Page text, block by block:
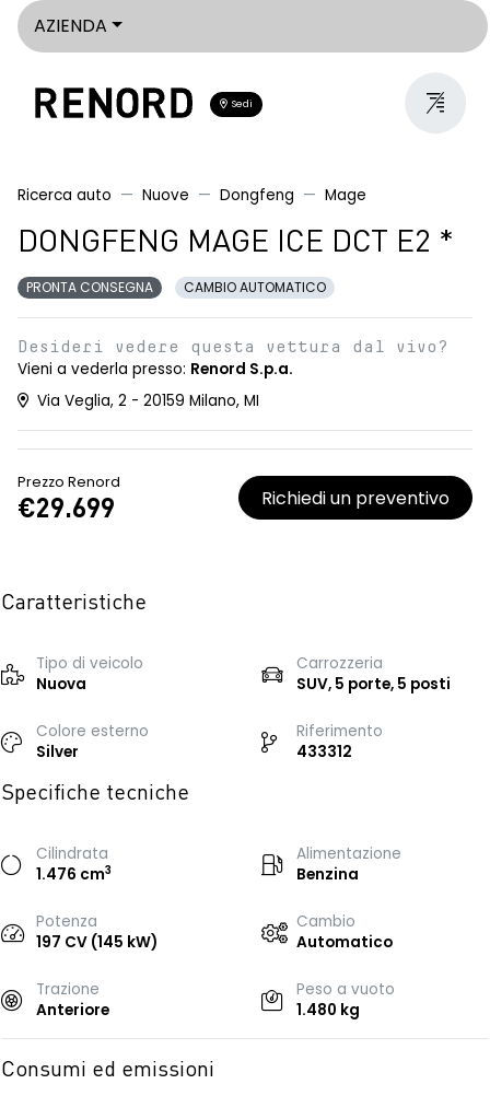
AZIENDA
Sedi
Ricerca auto Nuove Dongfeng Mage
DONGFENG MAGE ICE DCT E2 *
PRONTA CONSEGNA CAMBIO AUTOMATICO
Desideri vedere questa vettura dal vivo?
Vieni a vederla presso: Renord S.p.a.
Via Veglia, 2 - 20159 Milano, MI
Prezzo Renord
€29.699 Richiedi un preventivo
Caratteristiche
Tipo di veicolo
Nuova
Carrozzeria
SUV, 5 porte, 5 posti
Colore esterno
Silver
Riferimento
433312
Specifiche tecniche
Cilindrata
1.476 cm3
Alimentazione
Benzina
Potenza
197 CV (145 kW)
Cambio
Automatico
Trazione
Anteriore
Peso a vuoto
1.480 kg
Consumi ed emissioni